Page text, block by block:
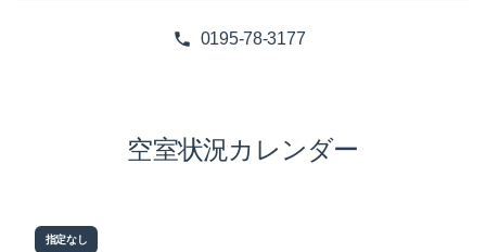
0195-78-3177
空室状況カレンダー
指定なし